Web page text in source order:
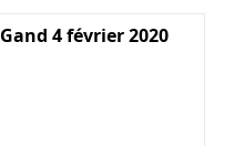
Gand 4 février 2020